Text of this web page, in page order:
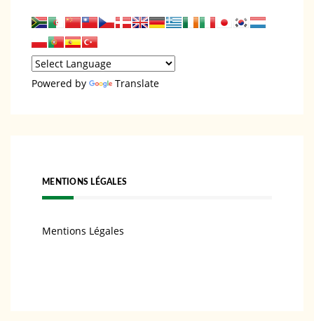
Powered by Translate
MENTIONS LÉGALES
Mentions Légales